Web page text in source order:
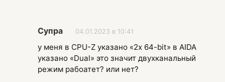
Супра 04.01.2023 в 10:41
у меня в CPU-Z указано «2x 64-bit» в AIDA
указано «Dual» это значит двухканальный
режим рабоатет? или нет?